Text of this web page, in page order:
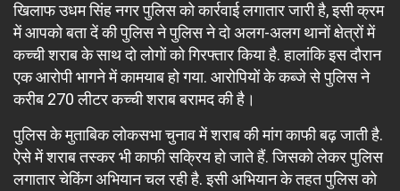
खिलाफ उधम सिंह नगर पुलिस को कार्रवाई लगातार जारी है, इसी क्रम
में आपको बता दें की पुलिस ने पुलिस ने दो अलग-अलग थानों क्षेत्रों में
कच्ची शराब के साथ दो लोगों को गिरफ्तार किया है. हालांकि इस दौरान
एक आरोपी भागने में कामयाब हो गया. आरोपियों के कब्जे से पुलिस ने
करीब 270 लीटर कच्ची शराब बरामद की है।
पुलिस के मुताबिक लोकसभा चुनाव में शराब की मांग काफी बढ़ जाती है.
ऐसे में शराब तस्कर भी काफी सक्रिय हो जाते हैं. जिसको लेकर पुलिस
लगातार चेकिंग अभियान चल रही है. इसी अभियान के तहत पुलिस को